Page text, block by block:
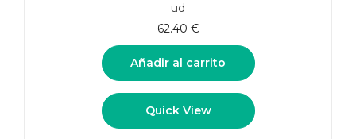
ud
62.40 €
Añadir al carrito
Quick View